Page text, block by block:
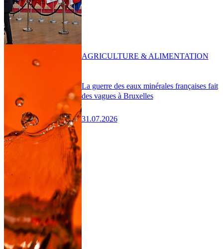
La guerre des eaux minérales françaises fait
des vagues à Bruxelles
31.07.2026
AGRICULTURE & ALIMENTATION